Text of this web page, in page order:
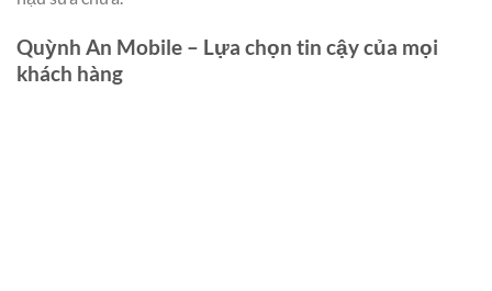
Quỳnh An Mobile – Lựa chọn tin cậy của mọi
khách hàng